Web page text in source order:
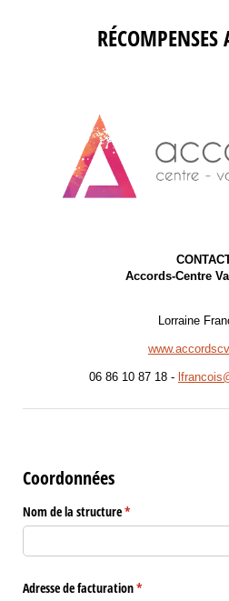
Accords-Centre
Lorraine
06 86 10 87 18 -
Coordonnées
Nom de la structure*
(requis)
Adresse de facturation*
(requis)